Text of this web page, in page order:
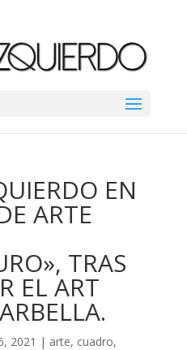
EN
ARTE
TRAS
EL ART
2021 | arte, cuadro,